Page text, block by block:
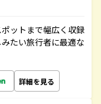
ットまで幅広く収録
たい旅行者に最適な
詳細を見る